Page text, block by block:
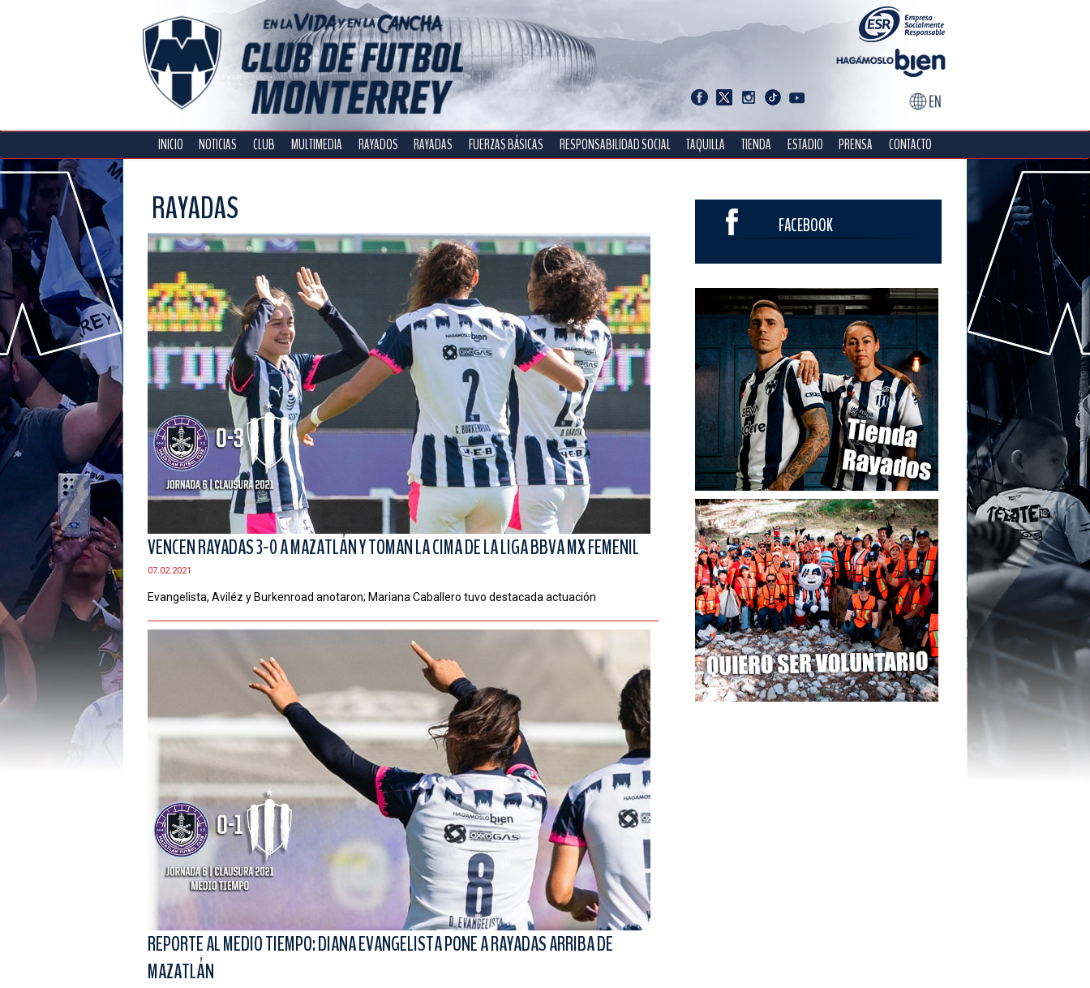
INICIO NOTICIAS CLUB MULTIMEDIA RAYADOS RAYADAS FUERZAS BÁSICAS RESPONSABILIDAD SOCIAL TAQUILLA TIENDA ESTADIO PRENSA CONTACTO
RAYADAS
VENCEN RAYADAS 3-0 A MAZATLÁN Y TOMAN LA CIMA DE LA LIGA BBVA MX FEMENIL
07.02.2021
Evangelista, Aviléz y Burkenroad anotaron; Mariana Caballero tuvo destacada actuación
REPORTE AL MEDIO TIEMPO: DIANA EVANGELISTA PONE A RAYADAS ARRIBA DE
MAZATLÁN
FACEBOOK